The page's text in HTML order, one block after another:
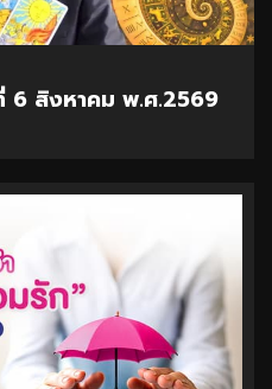
6 สิงหาคม พ.ศ.2569